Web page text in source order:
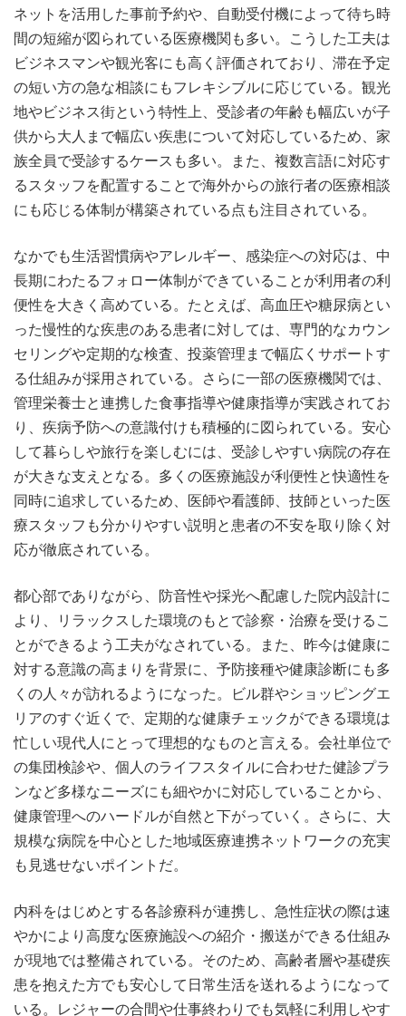
ネットを活用した事前予約や、自動受付機によって待ち時
間の短縮が図られている医療機関も多い。こうした工夫は
ビジネスマンや観光客にも高く評価されており、滞在予定
の短い方の急な相談にもフレキシブルに応じている。観光
地やビジネス街という特性上、受診者の年齢も幅広いが子
供から大人まで幅広い疾患について対応しているため、家
族全員で受診するケースも多い。また、複数言語に対応す
るスタッフを配置することで海外からの旅行者の医療相談
にも応じる体制が構築されている点も注目されている。
なかでも生活習慣病やアレルギー、感染症への対応は、中
長期にわたるフォロー体制ができていることが利用者の利
便性を大きく高めている。たとえば、高血圧や糖尿病とい
った慢性的な疾患のある患者に対しては、専門的なカウン
セリングや定期的な検査、投薬管理まで幅広くサポートす
る仕組みが採用されている。さらに一部の医療機関では、
管理栄養士と連携した食事指導や健康指導が実践されてお
り、疾病予防への意識付けも積極的に図られている。安心
して暮らしや旅行を楽しむには、受診しやすい病院の存在
が大きな支えとなる。多くの医療施設が利便性と快適性を
同時に追求しているため、医師や看護師、技師といった医
療スタッフも分かりやすい説明と患者の不安を取り除く対
応が徹底されている。
都心部でありながら、防音性や採光へ配慮した院内設計に
より、リラックスした環境のもとで診察・治療を受けるこ
とができるよう工夫がなされている。また、昨今は健康に
対する意識の高まりを背景に、予防接種や健康診断にも多
くの人々が訪れるようになった。ビル群やショッピングエ
リアのすぐ近くで、定期的な健康チェックができる環境は
忙しい現代人にとって理想的なものと言える。会社単位で
の集団検診や、個人のライフスタイルに合わせた健診プラ
ンなど多様なニーズにも細やかに対応していることから、
健康管理へのハードルが自然と下がっていく。さらに、大
規模な病院を中心とした地域医療連携ネットワークの充実
も見逃せないポイントだ。
内科をはじめとする各診療科が連携し、急性症状の際は速
やかにより高度な医療施設への紹介・搬送ができる仕組み
が現地では整備されている。そのため、高齢者層や基礎疾
患を抱えた方でも安心して日常生活を送れるようになって
いる。レジャーの合間や仕事終わりでも気軽に利用しやす